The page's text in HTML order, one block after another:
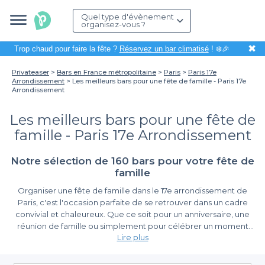
Quel type d'évènement
organisez-vous ?
Trop chaud pour faire la fête ? Réservez un bar climatisé! ❄️🎉 ✖
Privateaser Bars en France métropolitaine Paris
Paris 17e
Arrondissement
Les meilleurs bars pour une fête de famille - Paris 17e
Arrondissement
Les meilleurs bars pour une fête de
famille - Paris 17e Arrondissement
Notre sélection de 160 bars pour votre fête de
famille
Organiser une fête de famille dans le 17e arrondissement de
Paris, c'est l'occasion parfaite de se retrouver dans un cadre
convivial et chaleureux. Que ce soit pour un anniversaire, une
réunion de famille ou simplement pour célébrer un moment
spécial, le choix du lieu joue un rôle crucial dans la réussite de
charme et peuvent offrir une ambiance unique pour faire de
La simplicité de la réservation avec Privateaser
Lire plus